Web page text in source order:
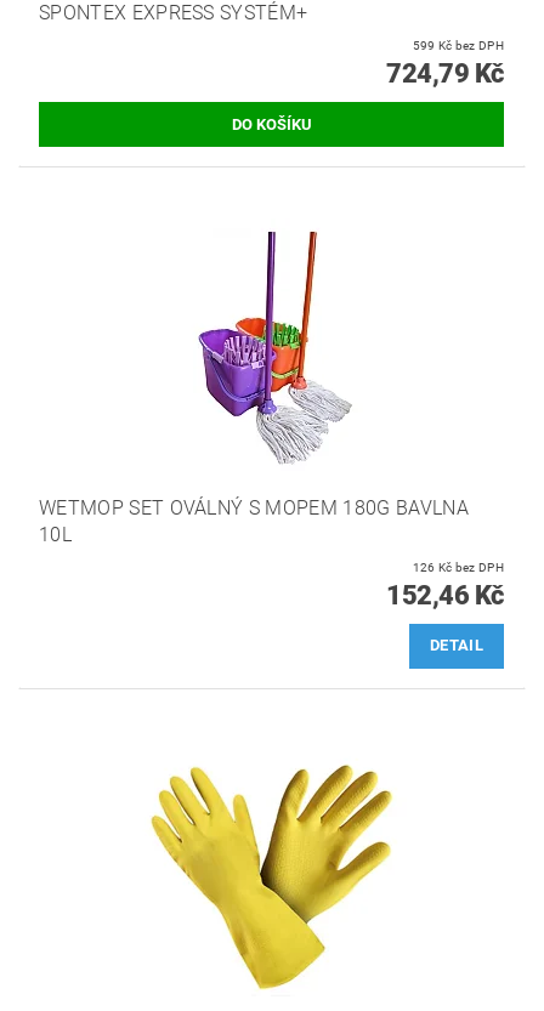
SPONTEX EXPRESS SYSTÉM+
599 Kč bez DPH
724,79 Kč
WETMOP SET OVÁLNÝ S MOPEM 180G BAVLNA
10L
126 Kč bez DPH
152,46 Kč
DETAIL